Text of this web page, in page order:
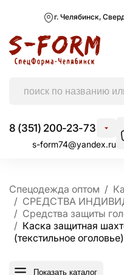
г. Челябинск,
8 (351) 200-23-73
s-form74@yandex.ru
Спецодежда оптом
СРЕДСТВА
Средства защиты
Каска защитная
(текстильное
Показать каталог